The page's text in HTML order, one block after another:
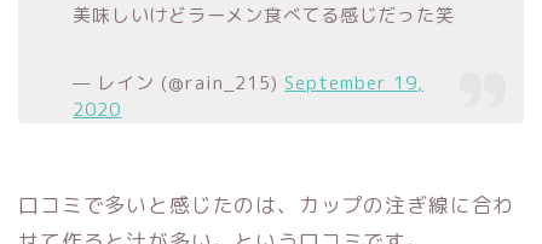
美味しいけどラーメン食べてる感じだった笑
— レイン (@rain_215) September 19,
2020
口コミで多いと感じたのは、カップの注ぎ線に合わ